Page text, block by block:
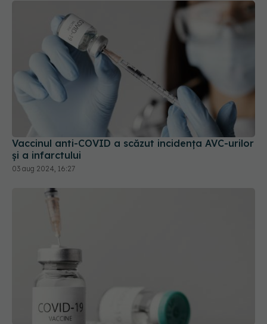
Vaccinul anti-COVID a scăzut incidența AVC-urilor
și a infarctului
03 aug 2024, 16:27